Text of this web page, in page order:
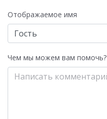
Отображаемое имя
Чем мы можем вам помочь?